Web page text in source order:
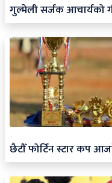
गुल्मेली सर्जक आचार्यको
छैटौँ फोर्टिन स्टार कप